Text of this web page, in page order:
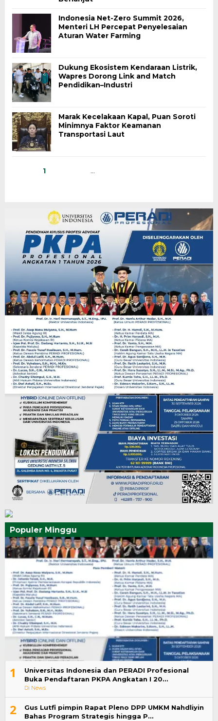
Indonesia Net-Zero Summit 2026,
Menteri LH Percepat Penyelesaian
Aturan Water Farming
Dukung Ekosistem Kendaraan Listrik,
Wapres Dorong Link and Match
Pendidikan–Industri
Marak Kecelakaan Kapal, Puan Soroti
Minimnya Faktor Keamanan
Transportasi Laut
1 …
Populer Minggu
1
Universitas Indonesia dan PERADI Profesional
Buka Pendaftaran PKPA Angkatan I 20…
Di News
2
Gus Lutfi pimpin Rapat Pleno DPP UMKM Nahdliyin
Bahas Program Strategis hingga P…